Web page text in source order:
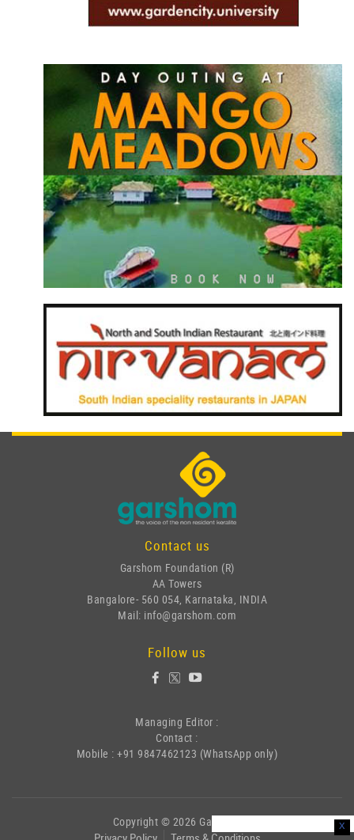
Contact us
Garshom Foundation (R)
AA Towers
Bangalore- 560 054, Karnataka, INDIA
Mail: info@garshom.com
Follow us
Managing Editor :
Contact :
Mobile : +91 9847462123 (WhatsApp only)
Copyright © 2026 Garshom x